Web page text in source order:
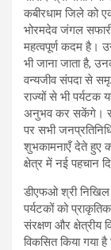
कबीरधाम जिले को
भोरमदेव जंगल
महत्वपूर्ण कदम है।
भी जाना जाता है,
वन्यजीव संपदा से
राज्यों से भी पर्यटक
अनुभव कर सकेंगे।
पर सभी
शुभकामनाएँ देते हुए
क्षेत्र में नई पहचान
डीएफओ श्री निखिल
पर्यटकों को
संरक्षण और क्षेत्रीय
विकसित किया गया